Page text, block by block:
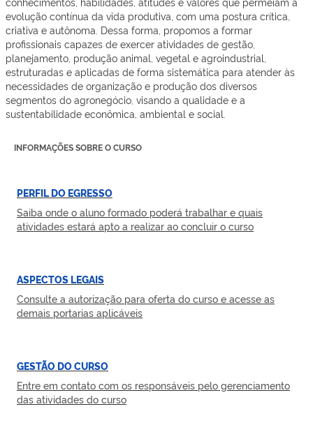
evolução contínua da vida produtiva, com uma postura crítica,
criativa e autônoma. Dessa forma, propomos a formar
profissionais capazes de exercer atividades de gestão,
planejamento, produção animal, vegetal e agroindustrial,
estruturadas e aplicadas de forma sistemática para atender às
necessidades de organização e produção dos diversos
segmentos do agronegócio, visando a qualidade e a
sustentabilidade econômica, ambiental e social.
INFORMAÇÕES SOBRE O CURSO
PERFIL DO EGRESSO
Saiba onde o aluno formado poderá trabalhar e quais
atividades estará apto a realizar ao concluir o curso
ASPECTOS LEGAIS
Consulte a autorização para oferta do curso e acesse as
demais portarias aplicáveis
GESTÃO DO CURSO
Entre em contato com os responsáveis pelo gerenciamento
das atividades do curso